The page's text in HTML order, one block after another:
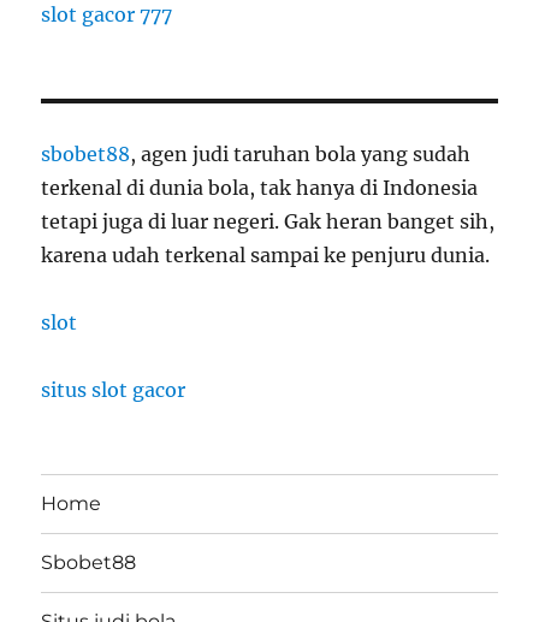
slot gacor 777
sbobet88, agen judi taruhan bola yang sudah
terkenal di dunia bola, tak hanya di Indonesia
tetapi juga di luar negeri. Gak heran banget sih,
karena udah terkenal sampai ke penjuru dunia.
slot
situs slot gacor
Home
Sbobet88